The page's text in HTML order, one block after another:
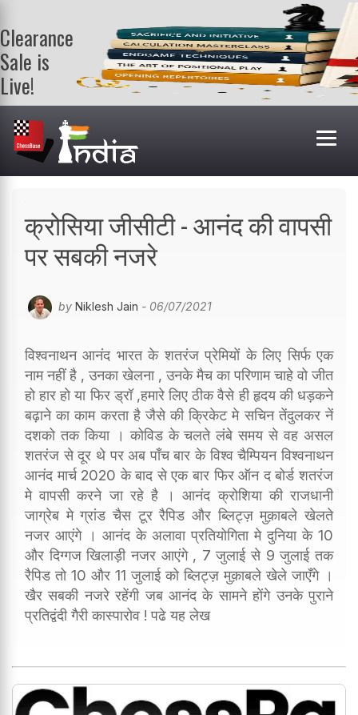
Clearance
Sale is
Live!
Get a FREE
book on
purchasing 2
or more
books. Valid
क्रोसिया जीसीटी - आनंद की वापसी
पर सबकी नजरे
by Niklesh Jain - 06/07/2021
विश्वनाथन आनंद भारत के शतरंज प्रेमियों के लिए सिर्फ एक
नाम नहीं है , उनका खेलना , उनके मैच का परिणाम चाहे वो जीत
हो हार हो या फिर ड्रॉ ,हमारे लिए ठीक वैसे ही हृदय की धड़कने
बढ़ाने का काम करता है जैसे की क्रिकेट मे सचिन तेंदुलकर नें
दशको तक किया । कोविड के चलते लंबे समय से वह असल
शतरंज से दूर थे पर अब पाँच बार के विश्व चैम्पियन विश्वनाथन
आनंद मार्च 2020 के बाद से एक बार फिर ऑन द बोर्ड शतरंज
मे वापसी करने जा रहे है । आनंद क्रोशिया की राजधानी
जाग्रेब मे ग्रांड चैस टूर रैपिड और ब्लिट्ज़ मुक़ाबले खेलते
नजर आएंगे । आनंद के अलावा प्रतियोगिता मे दुनिया के 10
और दिग्गज खिलाड़ी नजर आएंगे , 7 जुलाई से 9 जुलाई तक
रैपिड तो 10 और 11 जुलाई को ब्लिट्ज़ मुक़ाबले खेले जाएँगे ।
खैर सबकी नजरे रहेंगी जब आनंद के सामने होंगे उनके पुराने
प्रतिद्वंदी गैरी कास्पारोव ! पढे यह लेख